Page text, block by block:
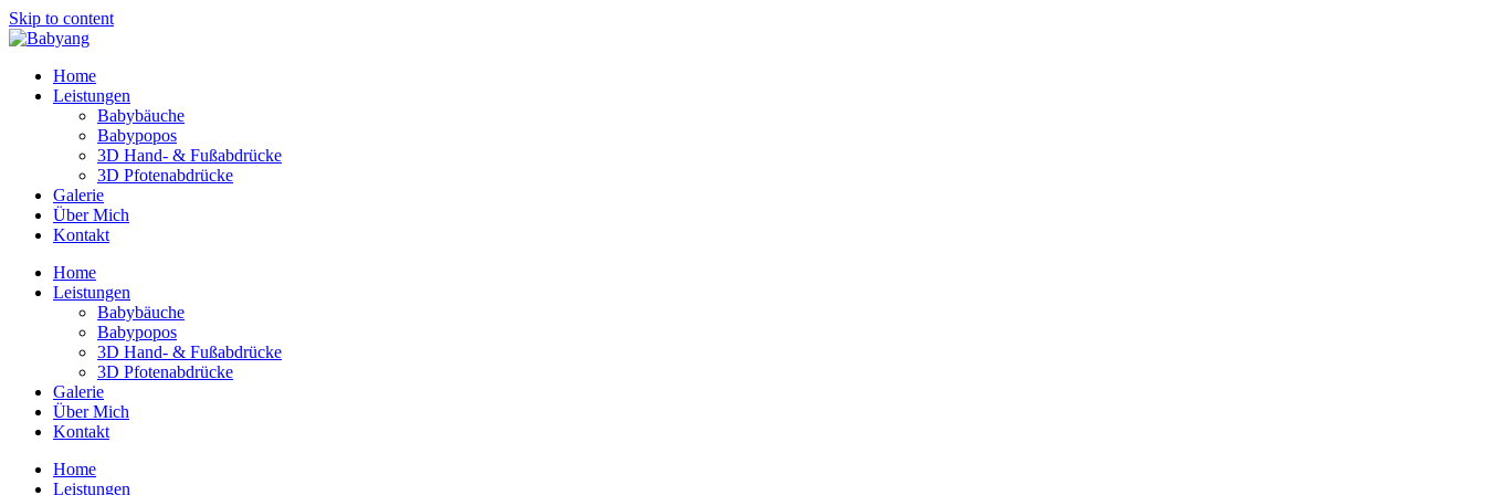
Skip to content
Home
Leistungen
Babybäuche
Babypopos
3D Hand- & Fußabdrücke
3D Pfotenabdrücke
Galerie
Über Mich
Kontakt
Home
Leistungen
Babybäuche
Babypopos
3D Hand- & Fußabdrücke
3D Pfotenabdrücke
Galerie
Über Mich
Kontakt
Home
Leistungen